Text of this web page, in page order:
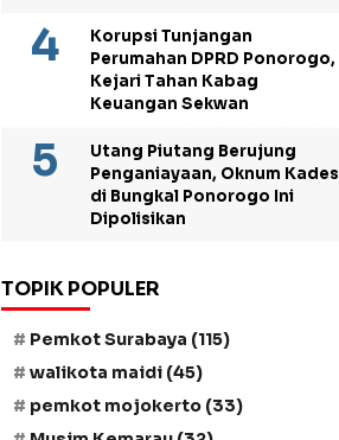
Korupsi Tunjangan
Perumahan DPRD Ponorogo,
Kejari Tahan Kabag
Keuangan Sekwan
Utang Piutang Berujung
Penganiayaan, Oknum Kades
di Bungkal Ponorogo Ini
Dipolisikan
TOPIK POPULER
Pemkot Surabaya (115)
walikota maidi (45)
pemkot mojokerto (33)